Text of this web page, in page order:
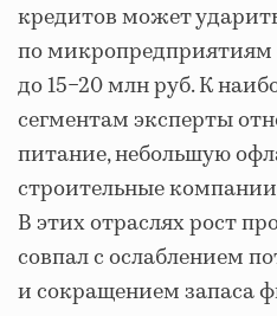
кредитов может
по микропредприятиям
до 15−20 млн руб. К
сегментам эксперты
питание, небольшую
строительные
В этих отраслях рост
совпал с ослаблением
и сокращением запаса